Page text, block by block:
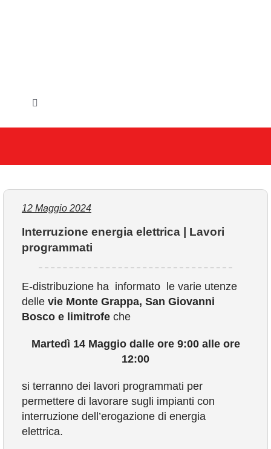
Toggle
IL COMUNE
SERVIZI E UTILITA’
AREE TEMATICHE
VIVERE VANZAGO
12 Maggio 2024
Interruzione energia elettrica | Lavori
programmati
E-distribuzione ha informato le varie utenze
delle vie Monte Grappa, San Giovanni
Bosco e limitrofeche
Martedì 14 Maggio dalle ore 9:00 alle ore
12:00
si terranno dei lavori programmati per
permettere di lavorare sugli impianti con
interruzione dell’erogazione di energia
elettrica.